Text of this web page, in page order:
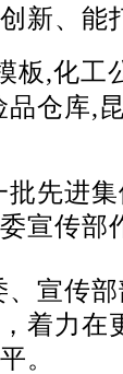
新、能
批先进
宣传部
、宣传
着力在
。